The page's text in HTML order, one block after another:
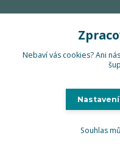
Vytvořeno
Nebaví vás cookies? Ani
Nastavení
Souhlas